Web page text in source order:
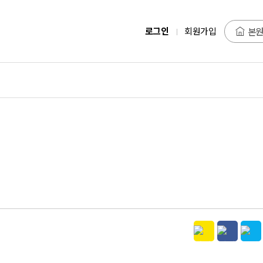
로그인 회원가입 본원